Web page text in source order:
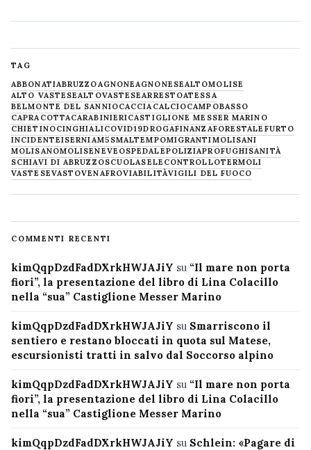
TAG
ABBONATIABRUZZOAGNONEAGNONESEALTOMOLISE
ALTO VASTESEALTOVASTESEARRESTOATESSA
BELMONTE DEL SANNIOCACCIACALCIOCAMPOBASSO
CAPRACOTTACARABINIERICASTIGLIONE MESSER MARINO
CHIETINOCINGHIALICOVID19DROGAFINANZAFORESTALE FURTO
INCIDENTEISERNIAM5SMALTEMPOMIGRANTIMOLISANI
MOLISANOMOLISENEVE OSPEDALEPOLIZIAPROFUGHISANITÀ
SCHIAVI DI ABRUZZOSCUOLASELECONTROLLOTERMOLI
VASTESEVASTOVENAFROVIABILITÀVIGILI DEL FUOCO
COMMENTI RECENTI
kimQqpDzdFadDXrkHWJAJiY su “Il mare non porta
fiori”, la presentazione del libro di Lina Colacillo
nella “sua” Castiglione Messer Marino
kimQqpDzdFadDXrkHWJAJiY su Smarriscono il
sentiero e restano bloccati in quota sul Matese,
escursionisti tratti in salvo dal Soccorso alpino
kimQqpDzdFadDXrkHWJAJiY su “Il mare non porta
fiori”, la presentazione del libro di Lina Colacillo
nella “sua” Castiglione Messer Marino
kimQqpDzdFadDXrkHWJAJiY su Schlein: «Pagare di